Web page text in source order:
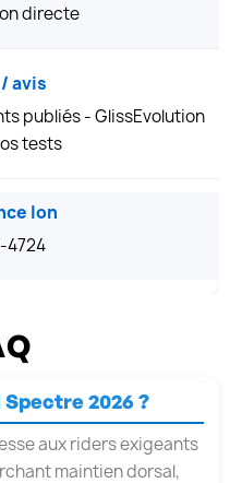
directe
avis
publiés - GlissEvolution
tests
Ion
4724
2026 ?
aux riders exigeants
maintien dorsal,